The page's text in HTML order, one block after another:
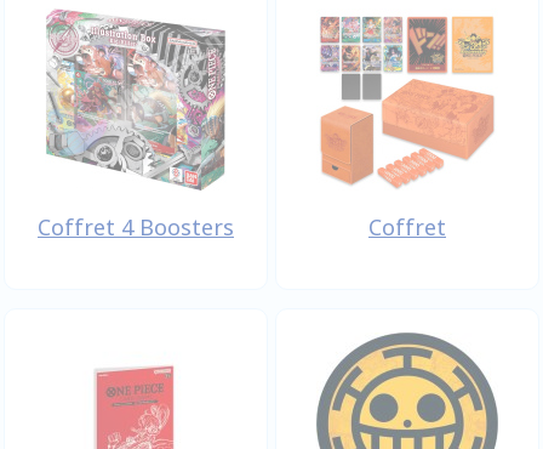
Coffret 4 Boosters Coffret